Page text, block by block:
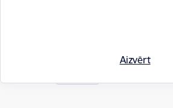
Aizvērt